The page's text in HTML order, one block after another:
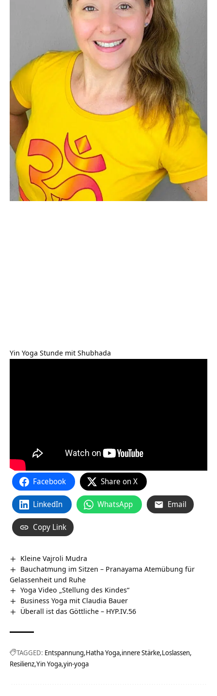
Yin Yoga Stunde mit Shubhada
Facebook Share on X
LinkedIn WhatsApp Email
Copy Link
Kleine Vajroli Mudra
Bauchatmung im Sitzen – Pranayama Atemübung für
Gelassenheit und Ruhe
Yoga Video „Stellung des Kindes“
Business Yoga mit Claudia Bauer
Überall ist das Göttliche – HYP.IV.56
TAGGED: Entspannung Hatha Yoga innere Stärke Loslassen
Resilienz Yin Yoga yin-yoga